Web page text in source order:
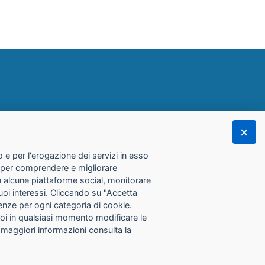
per l'erogazione dei servizi in esso
comprendere e migliorare
piattaforme social, monitorare
interessi. Cliccando su "Accetta
per ogni categoria di cookie.
in qualsiasi momento modificare le
informazioni consulta la